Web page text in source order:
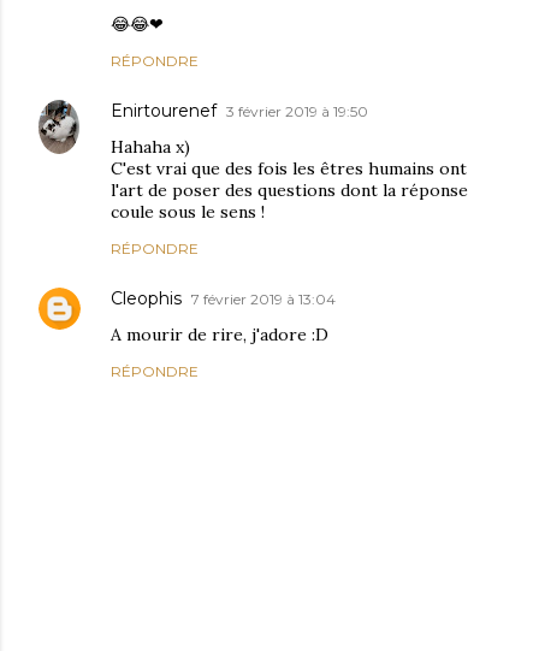
😂😂❤
RÉPONDRE
Enirtourenef 3 février 2019 à 19:50
Hahaha x)
C'est vrai que des fois les êtres humains ont
l'art de poser des questions dont la réponse
coule sous le sens !
RÉPONDRE
Cleophis 7 février 2019 à 13:04
A mourir de rire, j'adore :D
RÉPONDRE